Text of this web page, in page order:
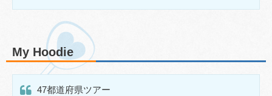
My Hoodie
47都道府県ツアー